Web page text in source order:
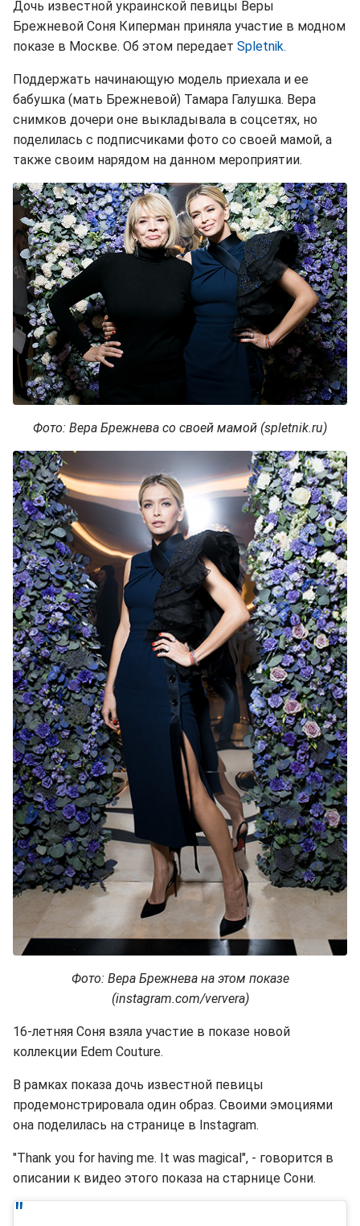
Дочь известной украинской певицы Веры
Брежневой Соня Киперман приняла участие в модном
показе в Москве. Об этом передает Spletnik.
Поддержать начинающую модель приехала и ее
бабушка (мать Брежневой) Тамара Галушка. Вера
снимков дочери оне выкладывала в соцсетях, но
поделилась с подписчиками фото со своей мамой, а
также своим нарядом на данном мероприятии.
Фото: Вера Брежнева со своей мамой (spletnik.ru)
Фото: Вера Брежнева на этом показе
(instagram.com/ververa)
16-летняя Соня взяла участие в показе новой
коллекции Edem Couture.
В рамках показа дочь известной певицы
продемонстрировала один образ. Своими эмоциями
она поделилась на странице в Instagram.
"Thank you for having me. It was magical", - говорится в
описании к видео этого показа на старнице Сони.